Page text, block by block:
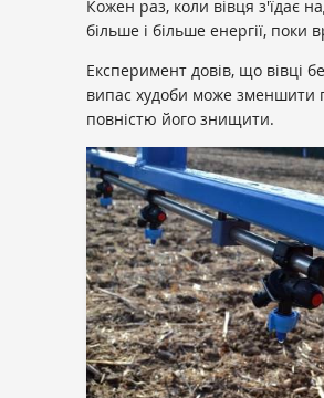
Кожен раз, коли вівця з'їдає
більше і більше енергії,
Експеримент довів, що вівці
випас худоби може зменшити
повністю його знищити.